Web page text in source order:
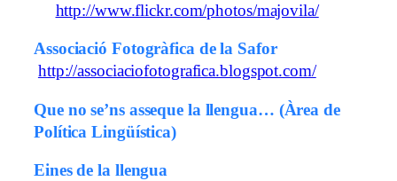
http://www.flickr.com/photos/majovila/
Associació Fotogràfica de la Safor
http://associaciofotografica.blogspot.com/
Que no se’ns asseque la llengua… (Àrea de
Política Lingüística)
Eines de la llengua